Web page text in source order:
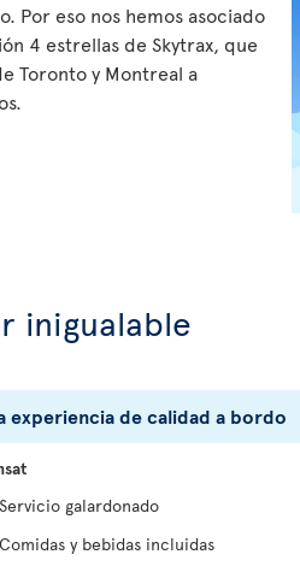
Por eso nos hemos asociado
4 estrellas de Skytrax, que
Toronto y Montreal a
inigualable
experiencia de calidad a bordo
Servicio galardonado
Comidas y bebidas incluidas